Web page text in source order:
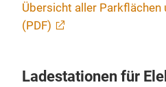
Übersicht aller Parkflächen
(PDF)
Ladestationen für